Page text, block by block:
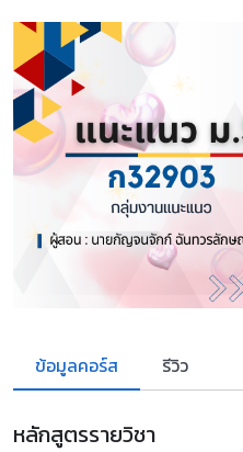
ข้อมูลคอร์ส รีวิว
หลักสูตรรายวิชา